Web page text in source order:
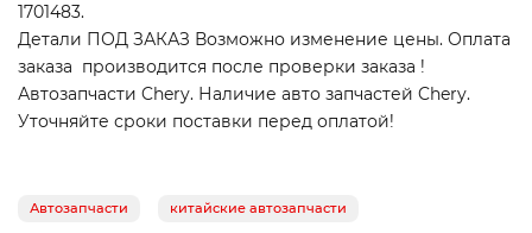
1701483.
Детали ПОД ЗАКАЗ Возможно изменение цены. Оплата
заказа производится после проверки заказа !
Автозапчасти Chery. Наличие авто запчастей Chery.
Уточняйте сроки поставки перед оплатой!
Автозапчасти китайские автозапчасти